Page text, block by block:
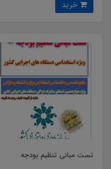
تست مبانی تنظیم بودجه